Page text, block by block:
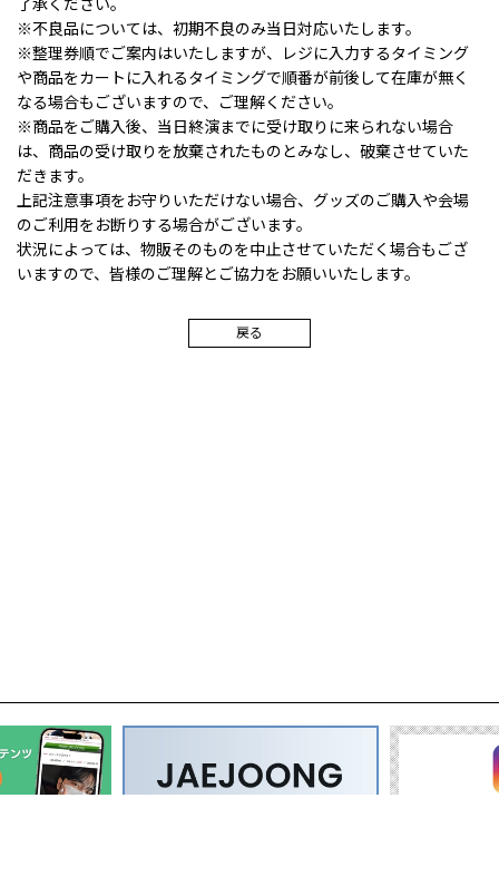
※不良品については、初期不良のみ当日対応いたします。
※整理券順でご案内はいたしますが、レジに入力するタイミング
や商品をカートに入れるタイミングで順番が前後して在庫が無く
なる場合もございますので、ご理解ください。
※商品をご購入後、当日終演までに受け取りに来られない場合
は、商品の受け取りを放棄されたものとみなし、破棄させていた
だきます。
上記注意事項をお守りいただけない場合、グッズのご購入や会場
のご利用をお断りする場合がございます。
状況によっては、物販そのものを中止させていただく場合もござ
いますので、皆様のご理解とご協力をお願いいたします。
戻る